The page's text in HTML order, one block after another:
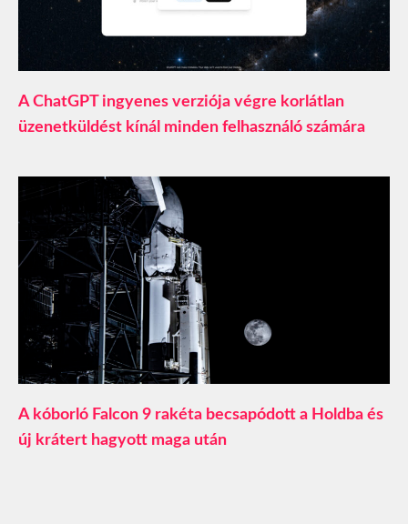
A ChatGPT ingyenes verziója végre korlátlan
üzenetküldést kínál minden felhasználó számára
A kóborló Falcon 9 rakéta becsapódott a Holdba és
új krátert hagyott maga után